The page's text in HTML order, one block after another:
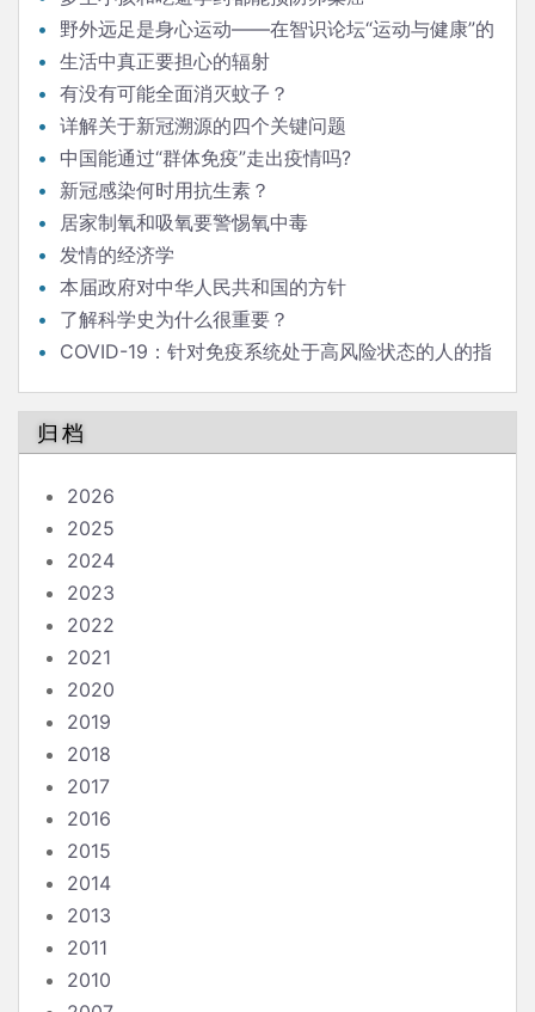
野外远足是身心运动——在智识论坛“运动与健康”的
发言生活中真正要担心的辐射
有没有可能全面消灭蚊子？
详解关于新冠溯源的四个关键问题
中国能通过“群体免疫”走出疫情吗?
新冠感染何时用抗生素？
居家制氧和吸氧要警惕氧中毒
发情的经济学
本届政府对中华人民共和国的方针
了解科学史为什么很重要？
COVID-19：针对免疫系统处于高风险状态的人的指
归档
2026
2025
2024
2023
2022
2021
2020
2019
2018
2017
2016
2015
2014
2013
2011
2010